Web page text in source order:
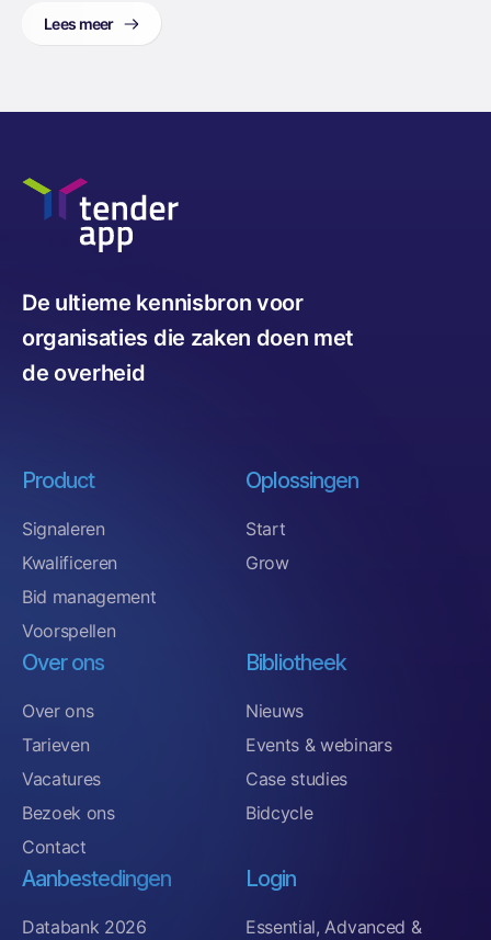
Lees meer
De ultieme kennisbron voor
organisaties die zaken doen met
de overheid
Product
Signaleren
Kwalificeren
Bid management
Voorspellen
Oplossingen
Start
Grow
Over ons
Over ons
Tarieven
Vacatures
Bezoek ons
Contact
Bibliotheek
Nieuws
Events & webinars
Case studies
Bidcycle
Aanbestedingen
Databank 2026
Login
Essential, Advanced &